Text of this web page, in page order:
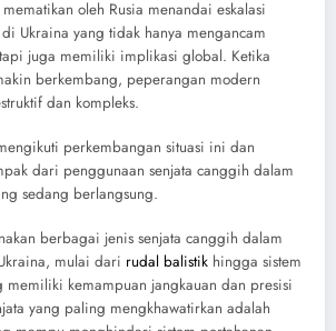
oleh Rusia menandai eskalasi
Ukraina yang tidak hanya mengancam
juga memiliki implikasi global. Ketika
berkembang, peperangan modern
dan kompleks.
perkembangan situasi ini dan
dari penggunaan senjata canggih dalam
sedang berlangsung.
berbagai jenis senjata canggih dalam
mulai dari rudal balistik hingga sistem
kemampuan jangkauan dan presisi
yang paling mengkhawatirkan adalah